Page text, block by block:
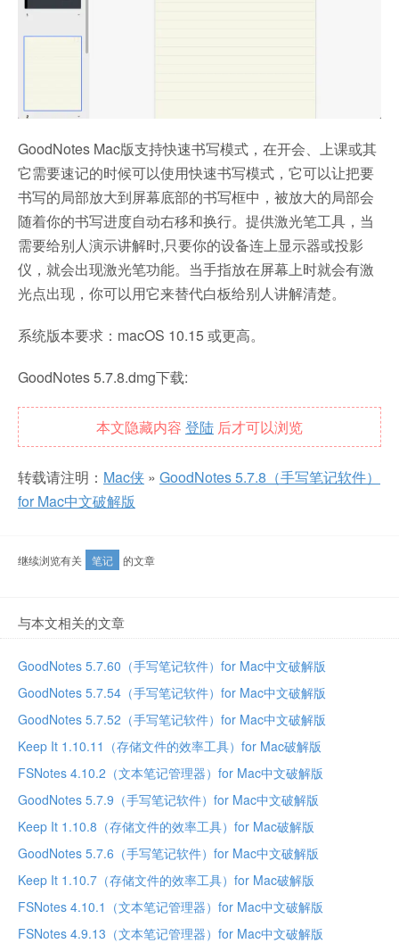
GoodNotes Mac版支持快速书写模式，在开会、上课或其
它需要速记的时候可以使用快速书写模式，它可以让把要
书写的局部放大到屏幕底部的书写框中，被放大的局部会
随着你的书写进度自动右移和换行。提供激光笔工具，当
需要给别人演示讲解时,只要你的设备连上显示器或投影
仪，就会出现激光笔功能。当手指放在屏幕上时就会有激
光点出现，你可以用它来替代白板给别人讲解清楚。
系统版本要求：macOS 10.15 或更高。
GoodNotes 5.7.8.dmg下载:
本文隐藏内容 登陆 后才可以浏览
转载请注明： Mac侠 » GoodNotes 5.7.8（手写笔记软件）
for Mac中文破解版
继续浏览有关 笔记 的文章
与本文相关的文章
GoodNotes 5.7.60（手写笔记软件）for Mac中文破解版
GoodNotes 5.7.54（手写笔记软件）for Mac中文破解版
GoodNotes 5.7.52（手写笔记软件）for Mac中文破解版
Keep It 1.10.11（存储文件的效率工具）for Mac破解版
FSNotes 4.10.2（文本笔记管理器）for Mac中文破解版
GoodNotes 5.7.9（手写笔记软件）for Mac中文破解版
Keep It 1.10.8（存储文件的效率工具）for Mac破解版
GoodNotes 5.7.6（手写笔记软件）for Mac中文破解版
Keep It 1.10.7（存储文件的效率工具）for Mac破解版
FSNotes 4.10.1（文本笔记管理器）for Mac中文破解版
FSNotes 4.9.13（文本笔记管理器）for Mac中文破解版